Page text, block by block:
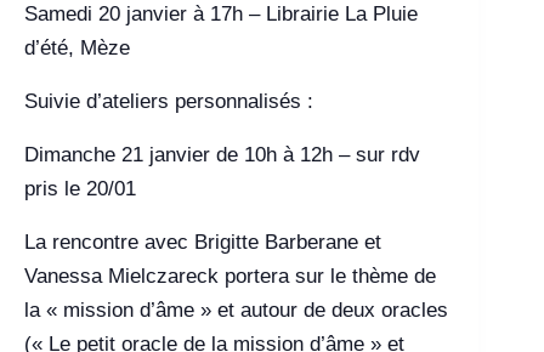
Samedi 20 janvier à 17h – Librairie La Pluie
d’été, Mèze
Suivie d’ateliers personnalisés :
Dimanche 21 janvier de 10h à 12h – sur rdv
pris le 20/01
La rencontre avec Brigitte Barberane et
Vanessa Mielczareck portera sur le thème de
la « mission d’âme » et autour de deux oracles
(« Le petit oracle de la mission d’âme » et